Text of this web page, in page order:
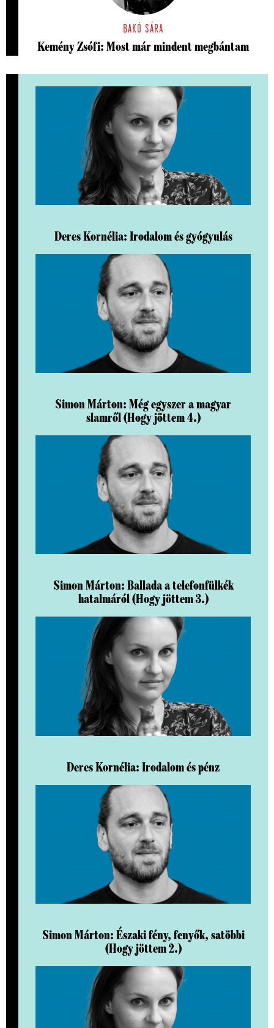
BAKÓ SÁRA
Kemény Zsófi: Most már mindent megbántam
Deres Kornélia: Irodalom és gyógyulás
Simon Márton: Még egyszer a magyar
slamről (Hogy jöttem 4.)
Simon Márton: Ballada a telefonfülkék
hatalmáról (Hogy jöttem 3.)
Deres Kornélia: Irodalom és pénz
Simon Márton: Északi fény, fenyők, satöbbi
(Hogy jöttem 2.)